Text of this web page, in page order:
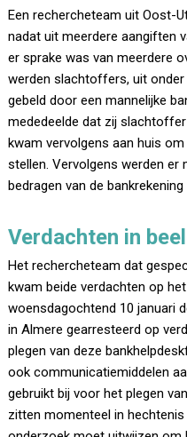
Een rechercheteam uit Oost-
nadat uit meerdere aangiften
er sprake was van meerdere
werden slachtoffers, uit
gebeld door een mannelijke
mededeelde dat zij
kwam vervolgens aan huis
stellen. Vervolgens werden er
bedragen van de
Verdachten in
Het rechercheteam dat
kwam beide verdachten op
woensdagochtend 10 januari
in Almere gearresteerd op
plegen van deze
ook communicatiemiddelen
gebruikt bij voor het plegen
zitten momenteel in